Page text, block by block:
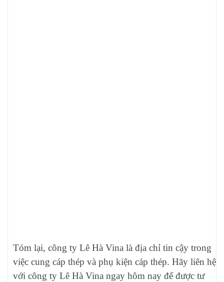
Tóm lại, công ty Lê Hà Vina là địa chỉ tin cậy trong
việc cung cáp thép và phụ kiện cáp thép. Hãy liên hệ
với công ty Lê Hà Vina ngay hôm nay để được tư